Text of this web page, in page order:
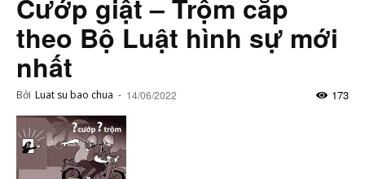
Cướp giật – Trộm cắp
theo Bộ Luật hình sự mới
nhất
Bởi Luat su bao chua - 14/06/2022 173